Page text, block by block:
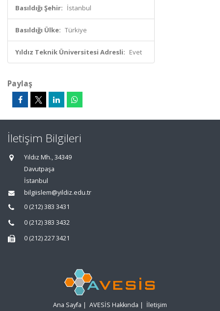
Basıldığı Şehir: İstanbul
Basıldığı Ülke: Türkiye
Yıldız Teknik Üniversitesi Adresli: Evet
Paylaş
İletişim Bilgileri
Yıldız Mh., 34349
Davutpaşa
İstanbul
bilgiislem@yildiz.edu.tr
0 (212) 383 3431
0 (212) 383 3432
0 (212) 227 3421
Ana Sayfa | AVESİS Hakkında | İletişim